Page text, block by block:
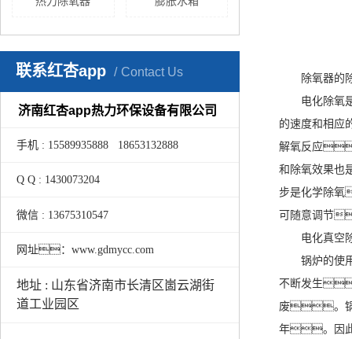
联系红杏app Contact Us
济南红杏app热力环保设备有限公司
手机 : 15589935888 18653132888
Q Q : 1430073204
微信 : 13675310547
网址：www.gdmycc.com
地址 : 山东省济南市长清区崮云湖街
道工业园区
除氧器的
电化除氧
的速度和相
解氧反应
和除氧效果
步是化学除
可随意调节
电化真空
锅炉的使
不断发生
废。锅
年。因此